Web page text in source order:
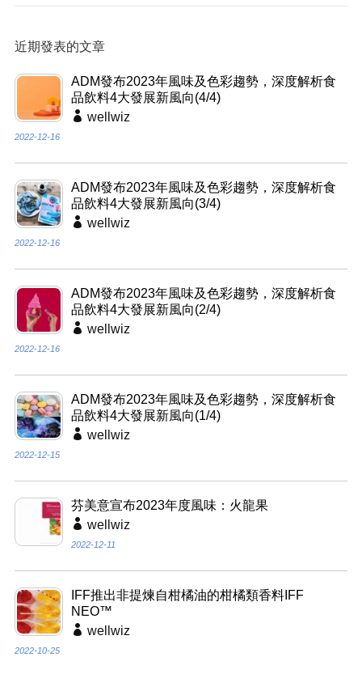
近期發表的文章
ADM發布2023年風味及色彩趨勢，深度解析食
品飲料4大發展新風向(4/4)
wellwiz
2022-12-16
ADM發布2023年風味及色彩趨勢，深度解析食
品飲料4大發展新風向(3/4)
wellwiz
2022-12-16
ADM發布2023年風味及色彩趨勢，深度解析食
品飲料4大發展新風向(2/4)
wellwiz
2022-12-16
ADM發布2023年風味及色彩趨勢，深度解析食
品飲料4大發展新風向(1/4)
wellwiz
2022-12-15
芬美意宣布2023年度風味：火龍果
wellwiz
2022-12-11
IFF推出非提煉自柑橘油的柑橘類香料IFF
NEO™
wellwiz
2022-10-25